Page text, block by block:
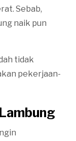
Sebab,
naik pun
tidak
pekerjaan-